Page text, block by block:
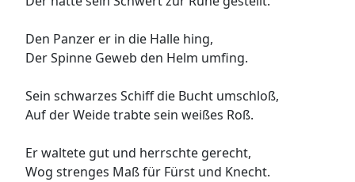
Den Panzer er in die Halle hing,
Der Spinne Geweb den Helm umfing.
Sein schwarzes Schiff die Bucht umschloß,
Auf der Weide trabte sein weißes Roß.
Er waltete gut und herrschte gerecht,
Wog strenges Maß für Fürst und Knecht.